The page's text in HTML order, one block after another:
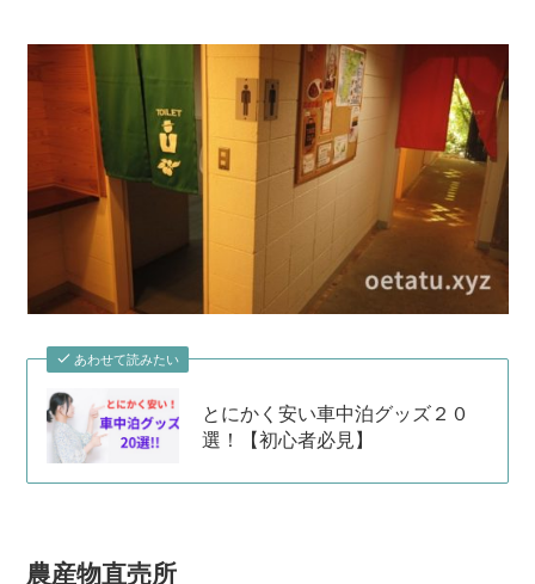
あわせて読みたい
とにかく安い車中泊グッズ２０
選！【初心者必見】
農産物直売所